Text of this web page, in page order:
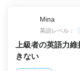
Mina
英語レベル：
上級者の英語力
きない